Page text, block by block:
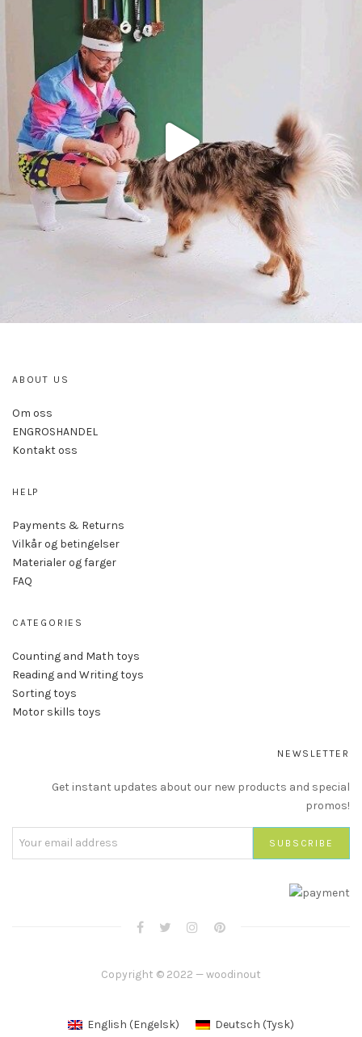
ABOUT US
Om oss
ENGROSHANDEL
Kontakt oss
HELP
Payments & Returns
Vilkår og betingelser
Materialer og farger
FAQ
CATEGORIES
Counting and Math toys
Reading and Writing toys
Sorting toys
Motor skills toys
NEWSLETTER
Get instant updates about our new products and special
promos!
Copyright © 2022 — woodinout
English (Engelsk) Deutsch (Tysk)